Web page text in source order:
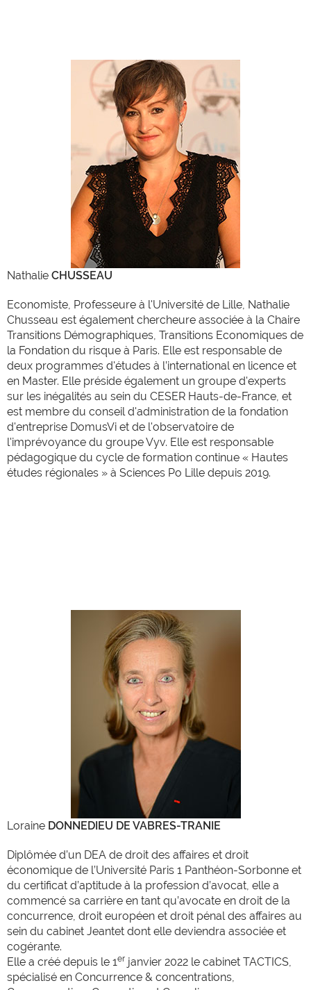
Nathalie CHUSSEAU
Economiste, Professeure à l'Université de Lille, Nathalie
Chusseau est également chercheure associée à la Chaire
Transitions Démographiques, Transitions Economiques de
la Fondation du risque à Paris. Elle est responsable de
deux programmes d'études à l’international en licence et
en Master. Elle préside également un groupe d'experts
sur les inégalités au sein du CESER Hauts-de-France, et
est membre du conseil d'administration de la fondation
d'entreprise DomusVi et de l'observatoire de
l'imprévoyance du groupe Vyv. Elle est responsable
pédagogique du cycle de formation continue « Hautes
études régionales » à Sciences Po Lille depuis 2019.
Loraine DONNEDIEU DE VABRES-TRANIE
Diplômée d’un DEA de droit des affaires et droit
économique de l’Université Paris 1 Panthéon-Sorbonne et
du certificat d’aptitude à la profession d’avocat, elle a
commencé sa carrière en tant qu’avocate en droit de la
concurrence, droit européen et droit pénal des affaires au
sein du cabinet Jeantet dont elle deviendra associée et
cogérante.
Elle a créé depuis le 1er janvier 2022 le cabinet TACTICS,
spécialisé en Concurrence & concentrations,